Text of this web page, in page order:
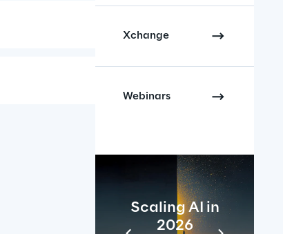
Xchange
Webinars
Scaling AI in
2026